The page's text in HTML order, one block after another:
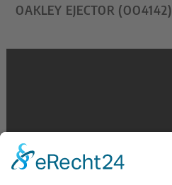
OAKLEY EJECTOR (OO4142)